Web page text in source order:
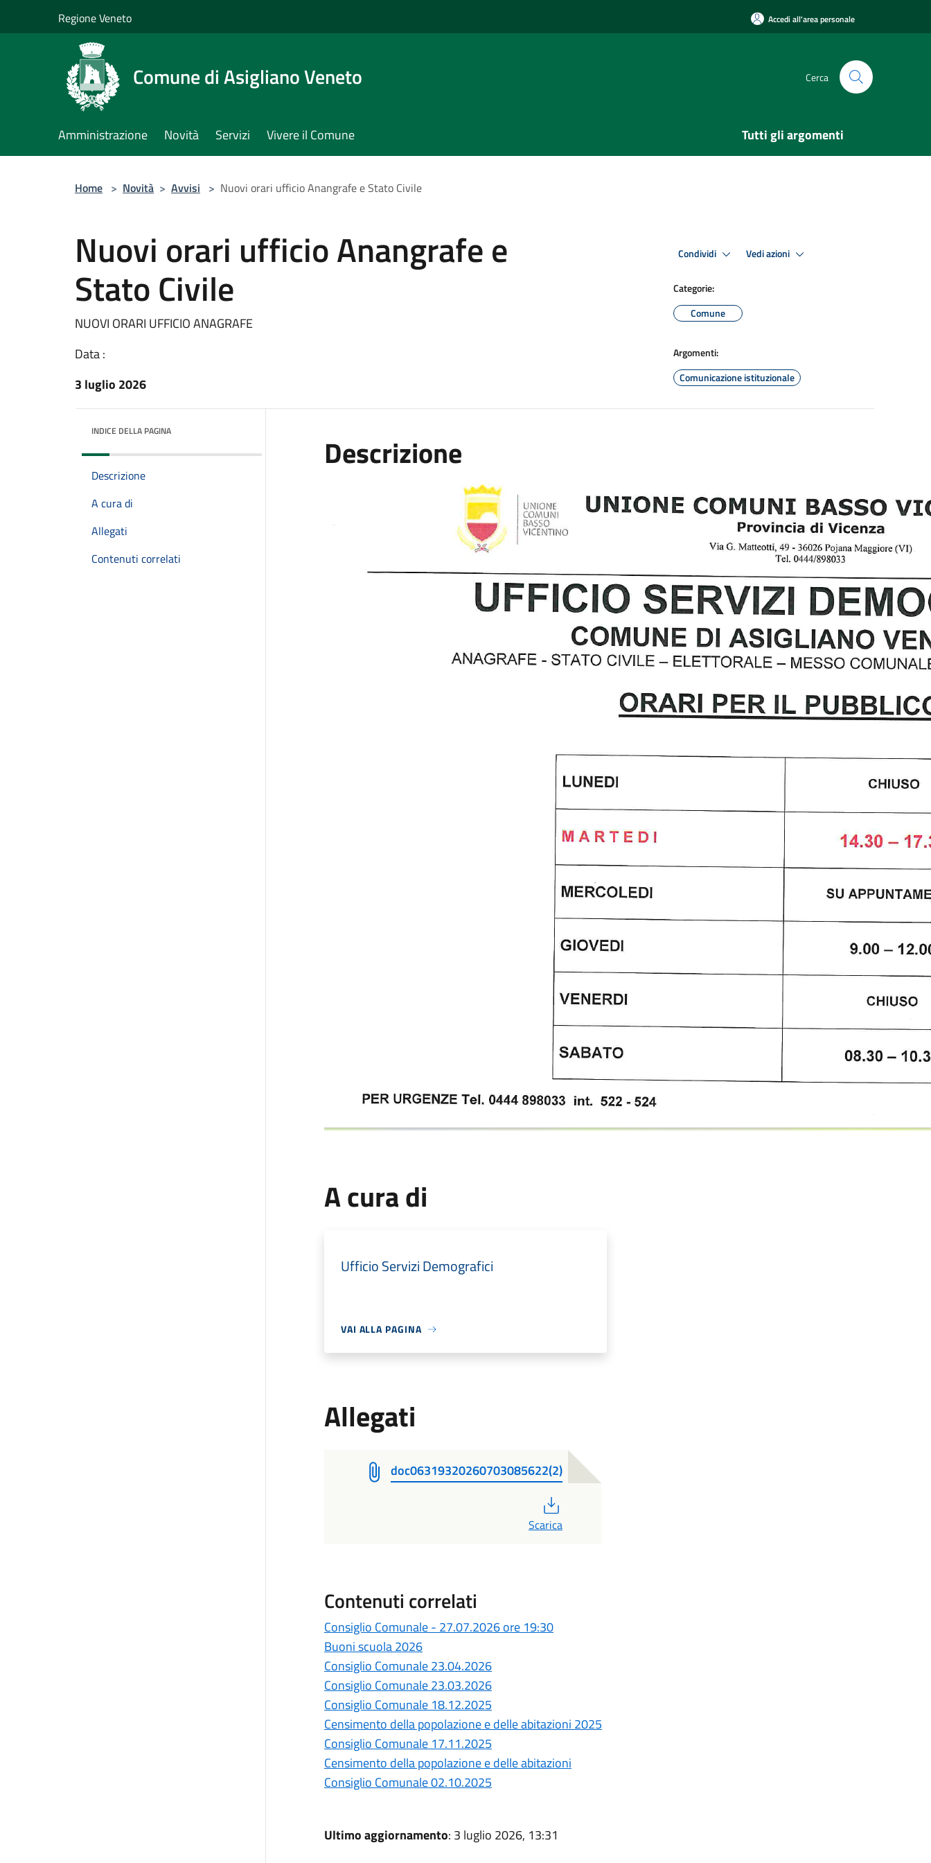
Regione Veneto Accedi all'area personale
Comune di Asigliano Veneto Cerca
Amministrazione Novità Servizi Vivere il Comune Tutti gli argomenti
Home > Novità > Avvisi > Nuovi orari ufficio Anangrafe e Stato Civile
Nuovi orari ufficio Anangrafe e
Stato Civile
NUOVI ORARI UFFICIO ANAGRAFE
Data :
3 luglio 2026
Condividi Vedi azioni
Categorie:
Comune
Argomenti:
Comunicazione istituzionale
INDICE DELLA PAGINA
Descrizione
A cura di
Allegati
Contenuti correlati
Descrizione
A cura di
Ufficio Servizi Demografici
VAI ALLA PAGINA
Allegati
doc06319320260703085622(2)
Scarica
Contenuti correlati
Consiglio Comunale - 27.07.2026 ore 19:30
Buoni scuola 2026
Consiglio Comunale 23.04.2026
Consiglio Comunale 23.03.2026
Consiglio Comunale 18.12.2025
Censimento della popolazione e delle abitazioni 2025
Consiglio Comunale 17.11.2025
Censimento della popolazione e delle abitazioni
Consiglio Comunale 02.10.2025
Ultimo aggiornamento: 3 luglio 2026, 13:31